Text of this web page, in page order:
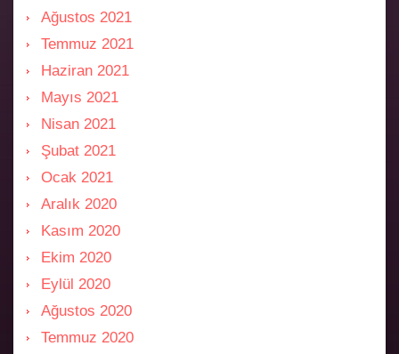
Ağustos 2021
Temmuz 2021
Haziran 2021
Mayıs 2021
Nisan 2021
Şubat 2021
Ocak 2021
Aralık 2020
Kasım 2020
Ekim 2020
Eylül 2020
Ağustos 2020
Temmuz 2020